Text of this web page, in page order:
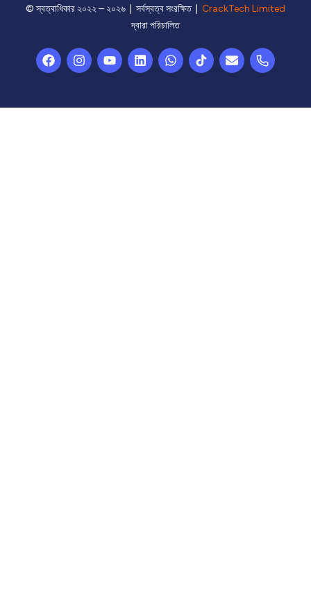
© স্বত্বাধিকার ২০২২ – ২০২৬ | সর্বস্বত্ব সংরক্ষিত | CrackTech Limited
দ্বারা পরিচালিত